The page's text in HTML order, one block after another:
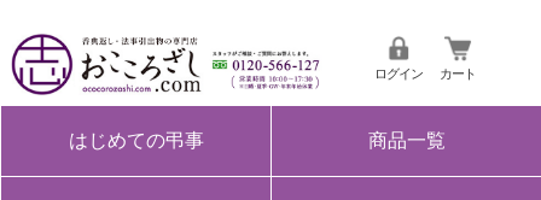
ログイン カート
はじめての弔事 商品一覧